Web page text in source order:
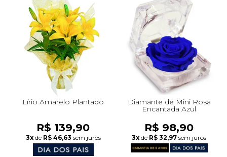
Lírio Amarelo Plantado
R$ 139,90
3x de R$ 46,63 sem juros
Diamante de Mini Rosa
Encantada Azul
R$ 98,90
3x de R$ 32,97 sem juros